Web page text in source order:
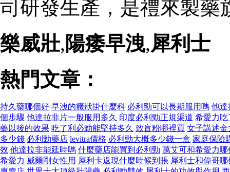
司研發生產，是禮來製藥
樂威壯, 陽痿早洩,犀利士
熱門文章：
持久藥哪個好 早洩的癥狀掛什麼科 必利勁可以長期服用嗎 他達
個步驟 他達拉非片一般服用多久 印度必利勁正規渠道 希愛力吃
藥以後的效果 吃了利必勁能堅持多久 致盲粉哪裡買 女子講述
多少錢 必利勁藥店 levitra價格 必利勁大概多少錢一盒 家庭保險
效 他達拉非能延時嗎 什麼藥店能買到必利勁 萬艾可和希愛力哪
希愛力 威爾剛女性用 犀利卡返現什麼時候到賬 犀利士和偉哥